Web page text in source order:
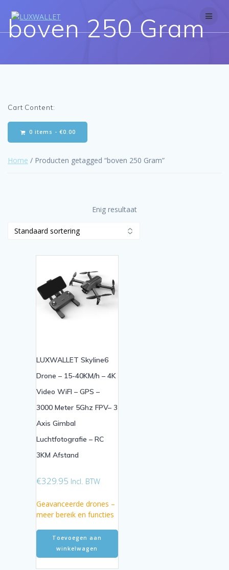
content
boven 250 Gram
Cart Content:
0 items - €0.00
Home / Producten getagged “boven 250 Gram”
Enig resultaat
LUXWALLET Skyline6
Drone – 15-40KM/h – 4K
Video WiFI – GPS –
3000 Meter 5Ghz FPV– 3
Axis Gimbal
Luchtfotografie – RC
3KM Afstand
€329.95 Incl. BTW
Geavanceerde drones –
meer bereik en functies
Toevoegen aan
winkelwagen